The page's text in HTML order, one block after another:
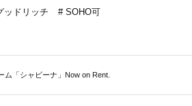
ッドリッチ SOHO可
ム「シャビーナ」Now on Rent.